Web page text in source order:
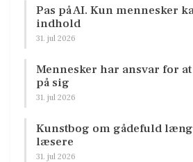
Pas på AI. Kun mennesker
indhold
31. jul 2026
Mennesker har ansvar for
på sig
31. jul 2026
Kunstbog om gådefuld
læsere
31. jul 2026